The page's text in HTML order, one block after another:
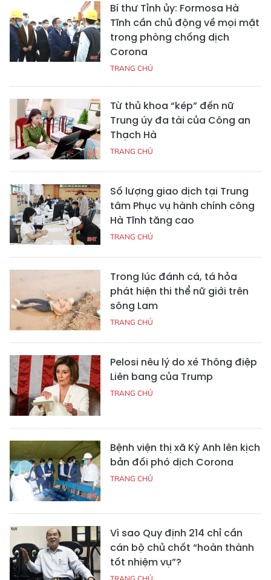
Bí thư Tỉnh ủy: Formosa Hà
Tĩnh cần chủ động về mọi mặt
trong phòng chống dịch
Corona
TRANG CHỦ
Từ thủ khoa “kép” đến nữ
Trung úy đa tài của Công an
Thạch Hà
TRANG CHỦ
Số lượng giao dịch tại Trung
tâm Phục vụ hành chính công
Hà Tĩnh tăng cao
TRANG CHỦ
Trong lúc đánh cá, tá hỏa
phát hiện thi thể nữ giới trên
sông Lam
TRANG CHỦ
Pelosi nêu lý do xé Thông điệp
Liên bang của Trump
TRANG CHỦ
Bệnh viện thị xã Kỳ Anh lên kịch
bản đối phó dịch Corona
TRANG CHỦ
Vì sao Quy định 214 chỉ cần
cán bộ chủ chốt “hoàn thành
tốt nhiệm vụ”?